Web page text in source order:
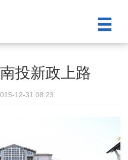
投新政上路
12-31 08:23